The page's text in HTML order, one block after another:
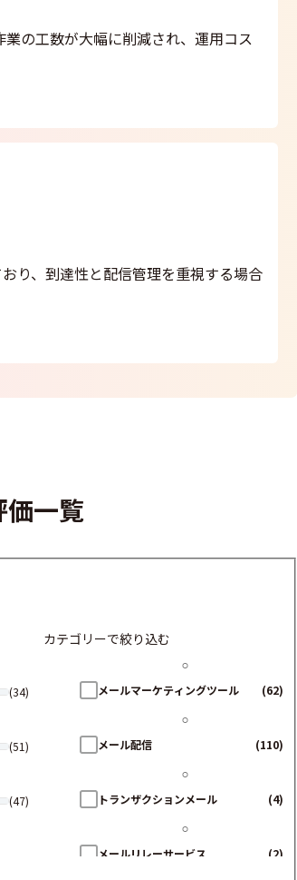
の工数が大幅に削減され、運用コス
り、到達性と配信管理を重視する場合
一覧
(34)
(51)
(47)
カテゴリーで絞り込む
メールマーケティングツール (62)
メール配信 (110)
トランザクションメール (4)
メールリレーサービス (2)